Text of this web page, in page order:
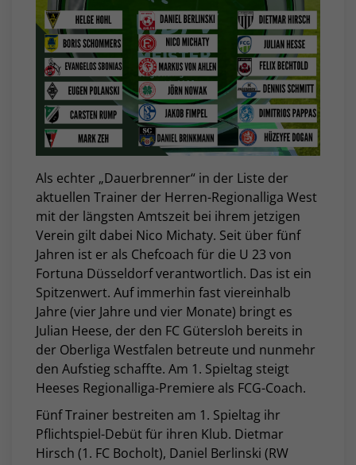
Als echter „Dauerbrenner“ in der Liste der
aktuellen Trainer der Herren-Regionalliga West
mit der längsten Amtszeit bei ihrem jetzigen
Verein gilt dabei Nico Michaty. Seit über fünf
Jahren ist er als Chefcoach für die U 23 von
Fortuna Düsseldorf verantwortlich. Das ist ein
Spitzenwert. Auf immerhin fast viereinhalb
Jahre (vier Jahre und vier Monate) bringt es
Julian Heese, der den FC Gütersloh bereits in
der Oberliga Westfalen betreute und nunmehr
den Aufstieg schaffte. Am 1. Spieltag steigt
Heeses Regionalliga-Premiere als FCG-Coach.
Fünf Trainer bestreiten am 1. Spieltag ihr
Pflichtspiel-Debüt für ihren Klub. Dietmar
Hirsch (1. FC Bocholt), Daniel Berlinski (RW